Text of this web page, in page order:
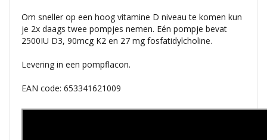
Om sneller op een hoog vitamine D niveau te komen kun
je 2x daags twee pompjes nemen. Eén pompje bevat
2500IU D3, 90mcg K2 en 27 mg fosfatidylcholine.
Levering in een pompflacon.
EAN code: 653341621009